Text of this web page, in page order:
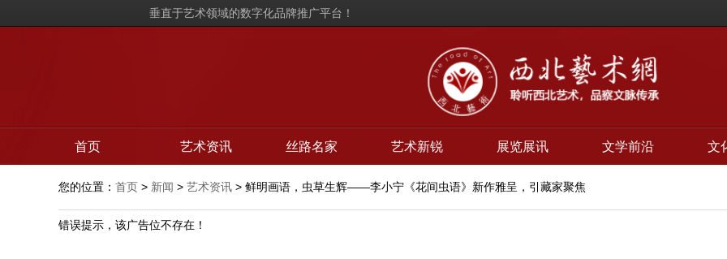
垂直于艺术领域的数字化品牌推广平台！
首页 艺术资讯 丝路名家 艺术新锐 展览展讯 文学前沿 文
您的位置： 首页 > 新闻 > 艺术资讯 > 鲜明画语，虫草生辉——李小宁《花间虫语》新作雅呈，引藏家聚焦
错误提示，该广告位不存在！